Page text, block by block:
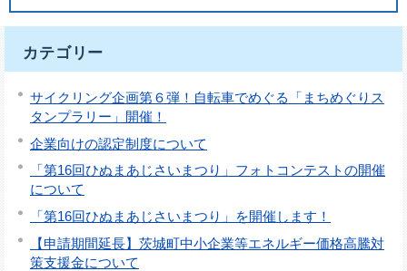
カテゴリー
サイクリング企画第６弾！自転車でめぐる「まちめぐりス
タンプラリー」開催！
企業向けの認定制度について
「第16回ひぬまあじさいまつり」フォトコンテストの開催
について
「第16回ひぬまあじさいまつり」を開催します！
【申請期間延長】茨城町中小企業等エネルギー価格高騰対
策支援金について